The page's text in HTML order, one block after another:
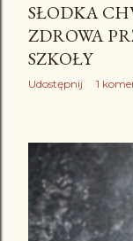
SŁODKA
ZDROWA
SZKOŁY
Udostępnij 1